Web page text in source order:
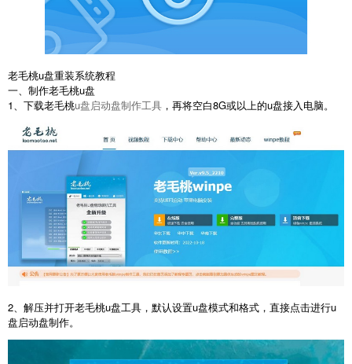
老毛桃u盘重装系统教程
一、制作老毛桃u盘
1、下载老毛桃u盘启动盘制作工具 ，再将空白8G或以上的u盘接入电脑。
2、解压并打开老毛桃u盘工具，默认设置u盘模式和格式，直接点击进行u
盘启动盘制作。